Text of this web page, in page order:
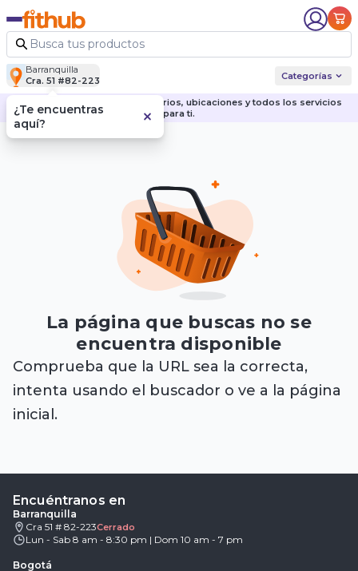
Barranquilla
Cra. 51 #82-223
Categorías
Descubre nuestras sedes, horarios, ubicaciones y todos los servicios
para ti.
La página que buscas no se
encuentra disponible
Comprueba que la URL sea la correcta,
intenta usando el buscador o ve a la página
inicial.
Encuéntranos en
Barranquilla
Cra 51 # 82-223Cerrado
Lun - Sab 8 am - 8:30 pm | Dom 10 am - 7 pm
Bogotá
¿Te encuentras
aquí?